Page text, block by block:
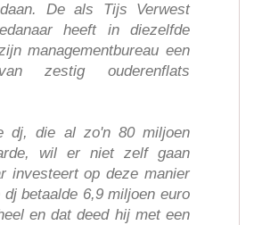
De als Tijs Verwest
heeft in diezelfde
managementbureau een
zestig ouderenflats
dj, die al zo'n 80 miljoen
wil er niet zelf gaan
investeert op deze manier
betaalde 6,9 miljoen euro
en dat deed hij met een